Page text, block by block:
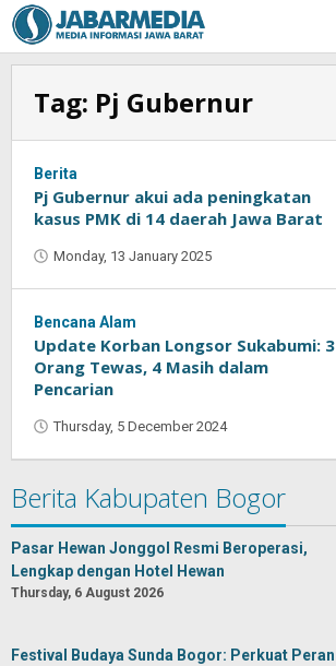
Skip
to
content
Tag: Pj Gubernur
Berita
Pj Gubernur akui ada peningkatan
kasus PMK di 14 daerah Jawa Barat
Monday, 13 January 2025
Bencana Alam
Update Korban Longsor Sukabumi: 3
Orang Tewas, 4 Masih dalam
Pencarian
Thursday, 5 December 2024
Berita Kabupaten Bogor
Pasar Hewan Jonggol Resmi Beroperasi,
Lengkap dengan Hotel Hewan
Thursday, 6 August 2026
Festival Budaya Sunda Bogor: Perkuat Peran